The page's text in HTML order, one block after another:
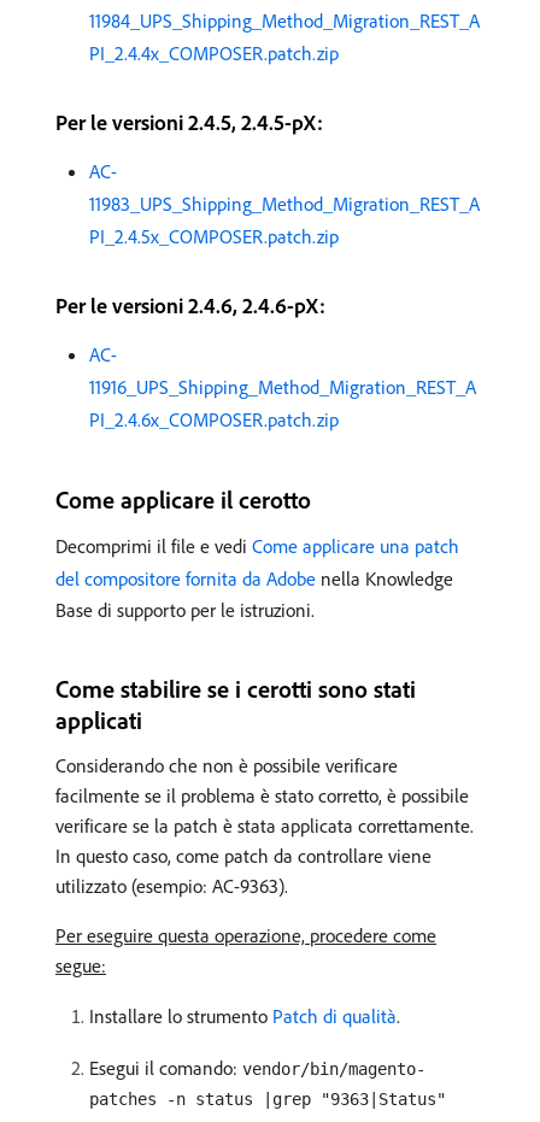
11984_UPS_Shipping_Method_Migration_REST_A
PI_2.4.4x_COMPOSER.patch.zip
Per le versioni 2.4.5, 2.4.5-pX:
AC-
11983_UPS_Shipping_Method_Migration_REST_A
PI_2.4.5x_COMPOSER.patch.zip
Per le versioni 2.4.6, 2.4.6-pX:
AC-
11916_UPS_Shipping_Method_Migration_REST_A
PI_2.4.6x_COMPOSER.patch.zip
Come applicare il cerotto
Decomprimi il file e vedi Come applicare una patch
del compositore fornita da Adobe nella Knowledge
Base di supporto per le istruzioni.
Come stabilire se i cerotti sono stati
applicati
Considerando che non è possibile verificare
facilmente se il problema è stato corretto, è possibile
verificare se la patch è stata applicata correttamente.
In questo caso, come patch da controllare viene
utilizzato (esempio: AC-9363).
Per eseguire questa operazione, procedere come
segue:
Installare lo strumento Patch di qualità.
Esegui il comando: vendor/bin/magento-
patches -n status |grep "9363|Status"